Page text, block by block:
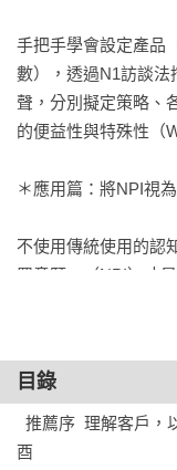
手把手學會設定產品
數），透過N1訪談法
聲，分別擬定策略、
的便益性與特殊性（
＊應用篇：將NPI視
不使用傳統使用的認
買意願」（NPI）才
NPI，可將五區間客
配合亞馬遜、APPLE
APP、線上課程、
心行銷策略，主打客
目錄
酉